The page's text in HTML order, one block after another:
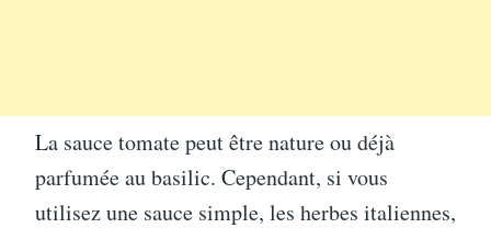
La sauce tomate peut être nature ou déjà
parfumée au basilic. Cependant, si vous
utilisez une sauce simple, les herbes italiennes,